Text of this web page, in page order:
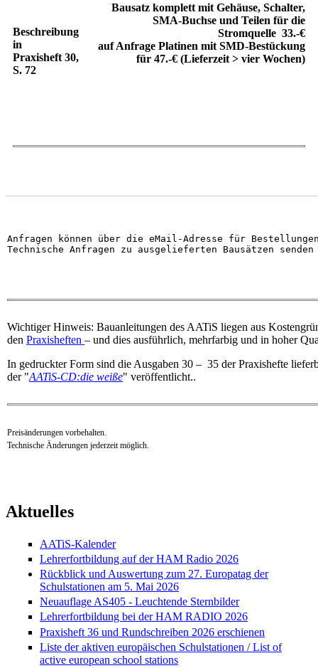
Beschreibung
in
Praxisheft 30,
S. 72
Bausatz komplett mit Gehäuse, Schalter,
SMA-Buchse und Teilen für die
Stromquelle 33.-€
auf Anfrage Platinen mit SMD-Bestückung
für 47.-€ (Lieferzeit > vier Wochen)
Anfragen können über die eMail-Adresse für
Technische Anfragen zu ausgelieferten Bausätzen
Wichtiger Hinweis: Bauanleitungen des AATiS liegen aus
den Praxisheften – und dies ausführlich, mehrfarbig und in hoher
In gedruckter Form sind die Ausgaben 30 – 35 der Praxishefte
der "AATiS-CD:die weiße" veröffentlicht..
Preisänderungen vorbehalten.
Technische Änderungen jederzeit möglich.
Aktuelles
AATiS-Kalender
Lehrerfortbildung auf der HAM Radio 2026
Rückblick und Auswertung zum 27. Europatag der
Schulstationen am 5. Mai 2026
Neuauflage AS405 - Leuchtende Sternbilder
Lehrerfortbildung bei der HAM RADIO 2026
Praxisheft 36 und Rundschreiben 2026 erschienen
Liste der aktiven europäischen Schulstationen / List of
active european school stations